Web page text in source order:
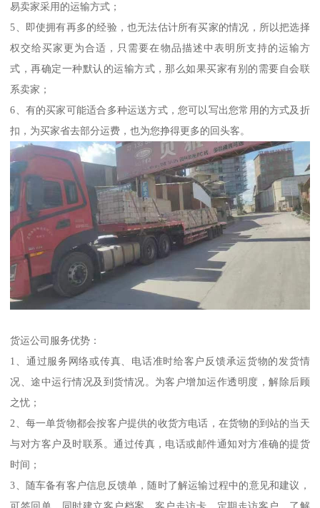
易卖家采用的运输方式；
5、即使拥有再多的经验，也无法估计所有买家的情况，所以把选择
权交给买家更为合适，只需要在物品描述中表明所支持的运输方
式，再确定一种默认的运输方式，那么如果买家有别的需要自会联
系卖家；
6、有的买家可能适合多种运送方式，您可以写出您常用的方式及折
扣，为买家省去部分运费，也为您挣得更多的回头客。
货运公司服务优势：
1、通过服务网络或传真、电话准时给客户反馈承运货物的发货情
况、途中运行情况及到货情况。为客户增加运作透明度，解除后顾
之忧；
2、每一单货物都会按客户提供的收货方电话，在货物的到站的当天
与对方客户及时联系。通过传真，电话或邮件通知对方准确的提货
时间；
3、随车备有客户信息反馈单，随时了解运输过程中的意见和建议，